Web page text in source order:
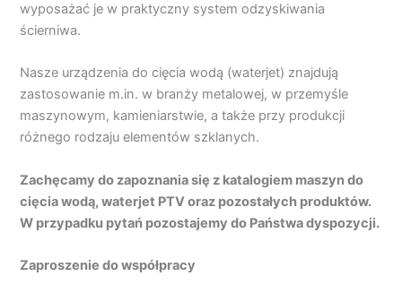
wyposażać je w praktyczny system odzyskiwania
ścierniwa.
Nasze urządzenia do cięcia wodą (waterjet) znajdują
zastosowanie m.in. w branży metalowej, w przemyśle
maszynowym, kamieniarstwie, a także przy produkcji
różnego rodzaju elementów szklanych.
Zachęcamy do zapoznania się z katalogiem maszyn do
cięcia wodą, waterjet PTV oraz pozostałych produktów.
W przypadku pytań pozostajemy do Państwa dyspozycji.
Zaproszenie do współpracy